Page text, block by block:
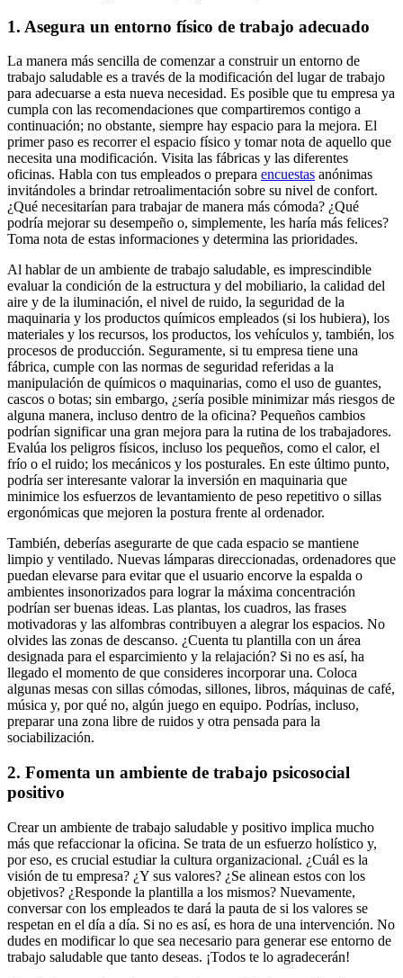
1. Asegura un entorno físico de trabajo adecuado
La manera más sencilla de comenzar a construir un entorno de
trabajo saludable es a través de la modificación del lugar de trabajo
para adecuarse a esta nueva necesidad. Es posible que tu empresa ya
cumpla con las recomendaciones que compartiremos contigo a
continuación; no obstante, siempre hay espacio para la mejora. El
primer paso es recorrer el espacio físico y tomar nota de aquello que
necesita una modificación. Visita las fábricas y las diferentes
oficinas. Habla con tus empleados o prepara encuestas anónimas
invitándoles a brindar retroalimentación sobre su nivel de confort.
¿Qué necesitarían para trabajar de manera más cómoda? ¿Qué
podría mejorar su desempeño o, simplemente, les haría más felices?
Toma nota de estas informaciones y determina las prioridades.
Al hablar de un ambiente de trabajo saludable, es imprescindible
evaluar la condición de la estructura y del mobiliario, la calidad del
aire y de la iluminación, el nivel de ruido, la seguridad de la
maquinaria y los productos químicos empleados (si los hubiera), los
materiales y los recursos, los productos, los vehículos y, también, los
procesos de producción. Seguramente, si tu empresa tiene una
fábrica, cumple con las normas de seguridad referidas a la
manipulación de químicos o maquinarias, como el uso de guantes,
cascos o botas; sin embargo, ¿sería posible minimizar más riesgos de
alguna manera, incluso dentro de la oficina? Pequeños cambios
podrían significar una gran mejora para la rutina de los trabajadores.
Evalúa los peligros físicos, incluso los pequeños, como el calor, el
frío o el ruido; los mecánicos y los posturales. En este último punto,
podría ser interesante valorar la inversión en maquinaria que
minimice los esfuerzos de levantamiento de peso repetitivo o sillas
ergonómicas que mejoren la postura frente al ordenador.
También, deberías asegurarte de que cada espacio se mantiene
limpio y ventilado. Nuevas lámparas direccionadas, ordenadores que
puedan elevarse para evitar que el usuario encorve la espalda o
ambientes insonorizados para lograr la máxima concentración
podrían ser buenas ideas. Las plantas, los cuadros, las frases
motivadoras y las alfombras contribuyen a alegrar los espacios. No
olvides las zonas de descanso. ¿Cuenta tu plantilla con un área
designada para el esparcimiento y la relajación? Si no es así, ha
llegado el momento de que consideres incorporar una. Coloca
algunas mesas con sillas cómodas, sillones, libros, máquinas de café,
música y, por qué no, algún juego en equipo. Podrías, incluso,
preparar una zona libre de ruidos y otra pensada para la
sociabilización.
2. Fomenta un ambiente de trabajo psicosocial
positivo
Crear un ambiente de trabajo saludable y positivo implica mucho
más que refaccionar la oficina. Se trata de un esfuerzo holístico y,
por eso, es crucial estudiar la cultura organizacional. ¿Cuál es la
visión de tu empresa? ¿Y sus valores? ¿Se alinean estos con los
objetivos? ¿Responde la plantilla a los mismos? Nuevamente,
conversar con los empleados te dará la pauta de si los valores se
respetan en el día a día. Si no es así, es hora de una intervención. No
dudes en modificar lo que sea necesario para generar ese entorno de
trabajo saludable que tanto deseas. ¡Todos te lo agradecerán!